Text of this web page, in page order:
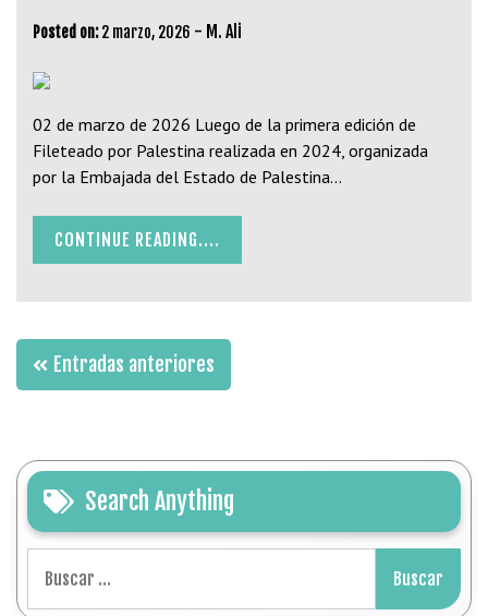
Posted on: 2 marzo, 2026 - M. Ali
02 de marzo de 2026 Luego de la primera edición de
Fileteado por Palestina realizada en 2024, organizada
por la Embajada del Estado de Palestina…
CONTINUE READING....
Navegación
de
Entradas anteriores
Search Anything